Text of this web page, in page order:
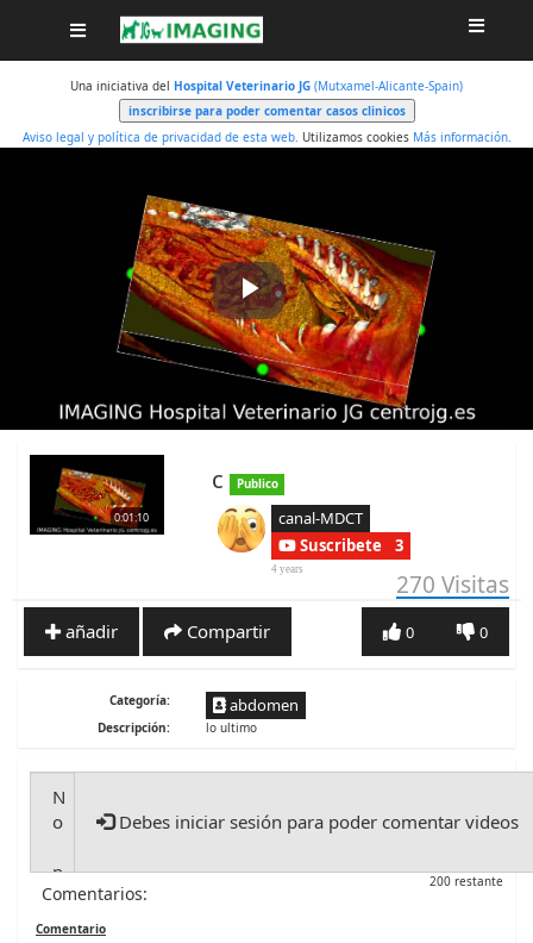
Una iniciativa del Hospital Veterinario JG (Mutxamel-Alicante-Spain)
Aviso legal y política de privacidad de esta web. Utilizamos cookies Más información.
Play
Video
0:01:10
c Publico
canal-MDCT
Suscribete
3
4 years 270 Visitas
añadir Compartir 0
0
Categoría: abdomen
Descripción: lo ultimo
Debes iniciar sesión para poder comentar videos
200 restante
Comentarios:
Comentario